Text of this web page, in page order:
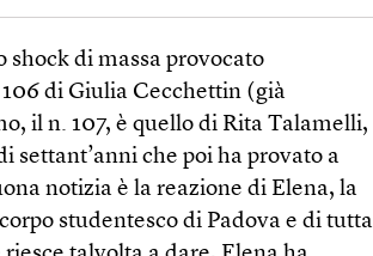
shock di massa provocato
di Giulia Cecchettin (già
il n. 107, è quello di Rita Talamelli,
settant’anni che poi ha provato a
notizia è la reazione di Elena, la
studentesco di Padova e di tutta